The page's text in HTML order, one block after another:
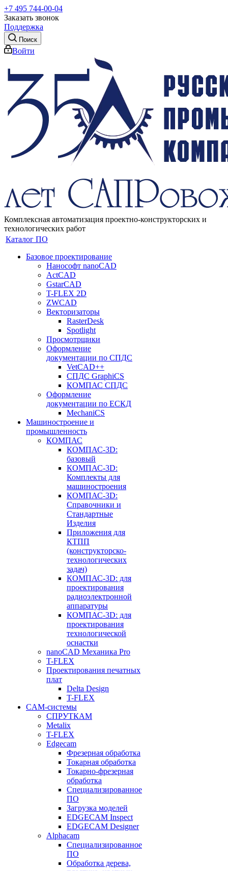
+7 495 744-00-04
Заказать звонок
Поддержка
Поиск
Войти
Комплексная автоматизация проектно-конструкторских и
технологических работ
Каталог ПО
Базовое проектирование
Нанософт nanoCAD
ActCAD
GstarCAD
T-FLEX 2D
ZWCAD
Векторизаторы
RasterDesk
Spotlight
Просмотрщики
Оформление
документации по СПДС
VetCAD++
СПДС GraphiCS
КОМПАС СПДС
Оформление
документации по ЕСКД
MechaniCS
Машиностроение и
промышленность
КОМПАС
КОМПАС-3D:
базовый
КОМПАС-3D:
Комплекты для
машиностроения
КОМПАС-3D:
Справочники и
Стандартные
Изделия
Приложения для
КТПП
(конструкторско-
технологических
задач)
КОМПАС-3D: для
проектирования
радиоэлектронной
аппаратуры
КОМПАС-3D: для
проектирования
технологической
оснастки
nanoCAD Механика Pro
T-FLEX
Проектирования печатных
плат
Delta Design
T-FLEX
CAM-системы
СПРУТКAM
Metalix
T-FLEX
Edgecam
Фрезерная обработка
Токарная обработка
Токарно-фрезерная
обработка
Специализированное
ПО
Загрузка моделей
EDGECAM Inspect
EDGECAM Designer
Alphacam
Специализированное
ПО
Обработка дерева,